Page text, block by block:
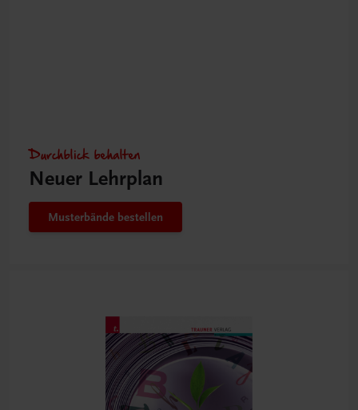
Durchblick behalten
Neuer Lehrplan
Musterbände bestellen